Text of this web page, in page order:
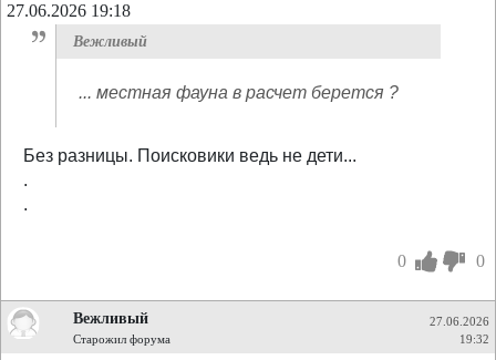
27.06.2026 19:18
Вежливый
... местная фауна в расчет берется ?
Без разницы. Поисковики ведь не дети...
.
.
0 0
Вежливый
Старожил форума
27.06.2026
19:32